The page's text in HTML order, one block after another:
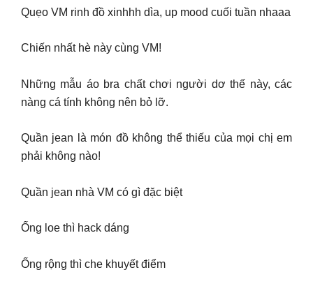
Quẹo VM rinh đồ xinhhh dìa, up mood cuối tuần nhaaa
Chiến nhất hè này cùng VM!
Những mẫu áo bra chất chơi người dơ thế này, các
nàng cá tính không nên bỏ lỡ.
Quần jean là món đồ không thể thiếu của mọi chị em
phải không nào!
Quần jean nhà VM có gì đặc biệt
Ống loe thì hack dáng
Ống rộng thì che khuyết điểm